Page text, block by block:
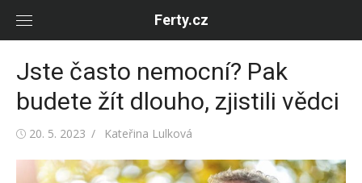
Ferty.cz
Jste často nemocní? Pak
budete žít dlouho, zjistili vědci
Posted
20. 5. 2023 Author
Kateřina Lulková